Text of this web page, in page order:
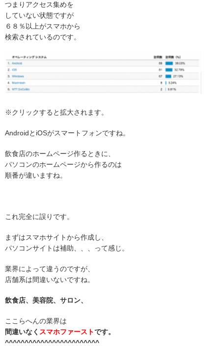
つまりアクセス集めを
していない状態ですが
６８％以上がスマホから
検索されているのです。
※クリックすると拡大されます。
AndroidとiOSがスマートフォンですね。
飲食店のホームページ作るときに、
パソコンのホームページから作るのは
順番が違いますね。
これ完全に誤りです。
まずはスマホサイトから作成し、
パソコンサイトは補助、、、って感じ。
業界によって違うのですが、
店舗系は間違いないですね。
飲食店、美容院、サロン、
ここらへんの業界は
間違いなく スマホファーストです。
^^^^^^^^^^^^^^^^^^^^^^^^